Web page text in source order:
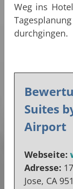
Weg ins
durchgingen.
Suites
Airport
Webseite:
Adresse:
Jose, CA